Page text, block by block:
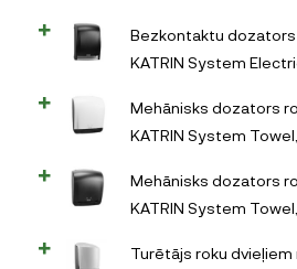
Bezkontaktu
KATRIN System
Mehānisks dozators
KATRIN System
Mehānisks dozators
KATRIN System
Turētājs roku dvieļiem